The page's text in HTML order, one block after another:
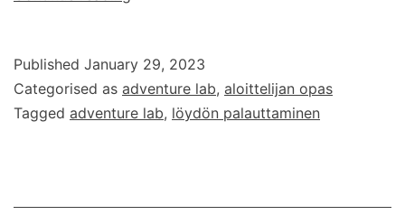
löydön
palauttaminen
Published January 29, 2023
Categorised as adventure lab, aloittelijan opas
Tagged adventure lab, löydön palauttaminen